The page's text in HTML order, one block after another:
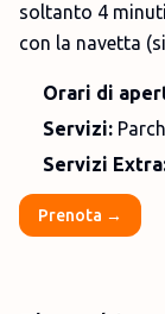
soltanto 4
con la navetta
Orari di
Servizi:
Servizi
Prenota →